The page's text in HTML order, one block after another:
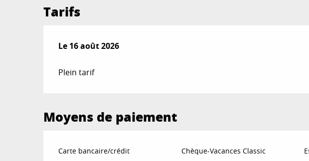
Tarifs
Le 16 août 2026
Le 16 août 2026
Plein tarif
Moyens de paiement
Carte bancaire/crédit Chèque-Vacances Classic